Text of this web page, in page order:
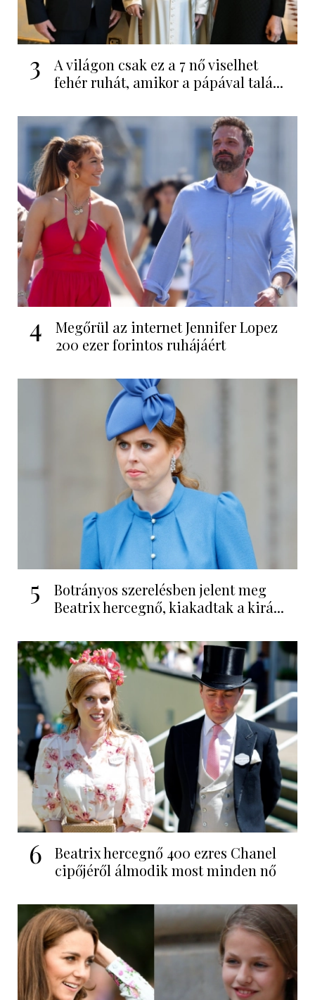
3
A világon csak ez a 7 nő viselhet
fehér ruhát, amikor a pápával talá...
4
Megőrül az internet Jennifer Lopez
200 ezer forintos ruhájáért
5
Botrányos szerelésben jelent meg
Beatrix hercegnő, kiakadtak a kirá...
6
Beatrix hercegnő 400 ezres Chanel
cipőjéről álmodik most minden nő